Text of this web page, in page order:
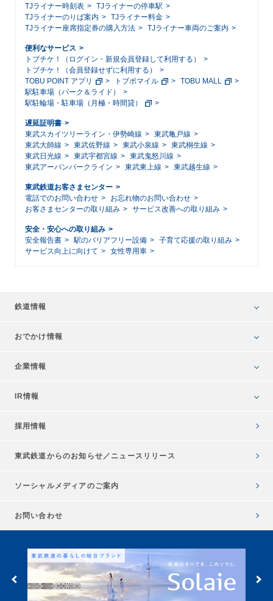
TJライナー時刻表
TJライナーの停車駅
TJライナーのりば案内
TJライナー料金
TJライナー座席指定券の購入方法
TJライナー車両のご案内
便利なサービス
トブチケ！（ログイン・新規会員登録して利用する）
トブチケ！（会員登録せずに利用する）
TOBU POINT アプリ
トブポマイル
TOBU MALL
駅駐車場（パーク＆ライド）
駅駐輪場・駐車場（月極・時間貸）
遅延証明書
東武スカイツリーライン・伊勢崎線
東武亀戸線
東武大師線
東武佐野線 東武小泉線
東武桐生線
東武日光線
東武宇都宮線
東武鬼怒川線
東武アーバンパークライン
東武東上線 東武越生線
東武鉄道お客さまセンター
電話でのお問い合わせ
お忘れ物のお問い合わせ
お客さまセンターの取り組み
サービス改善への取り組み
安全・安心への取り組み
安全報告書
駅のバリアフリー設備
子育て応援の取り組み
サービス向上に向けて
女性専用車
鉄道情報
おでかけ情報
企業情報
IR情報
採用情報
東武鉄道からのお知らせ／ ニュースリリース
ソーシャルメディアのご案内
お問い合わせ